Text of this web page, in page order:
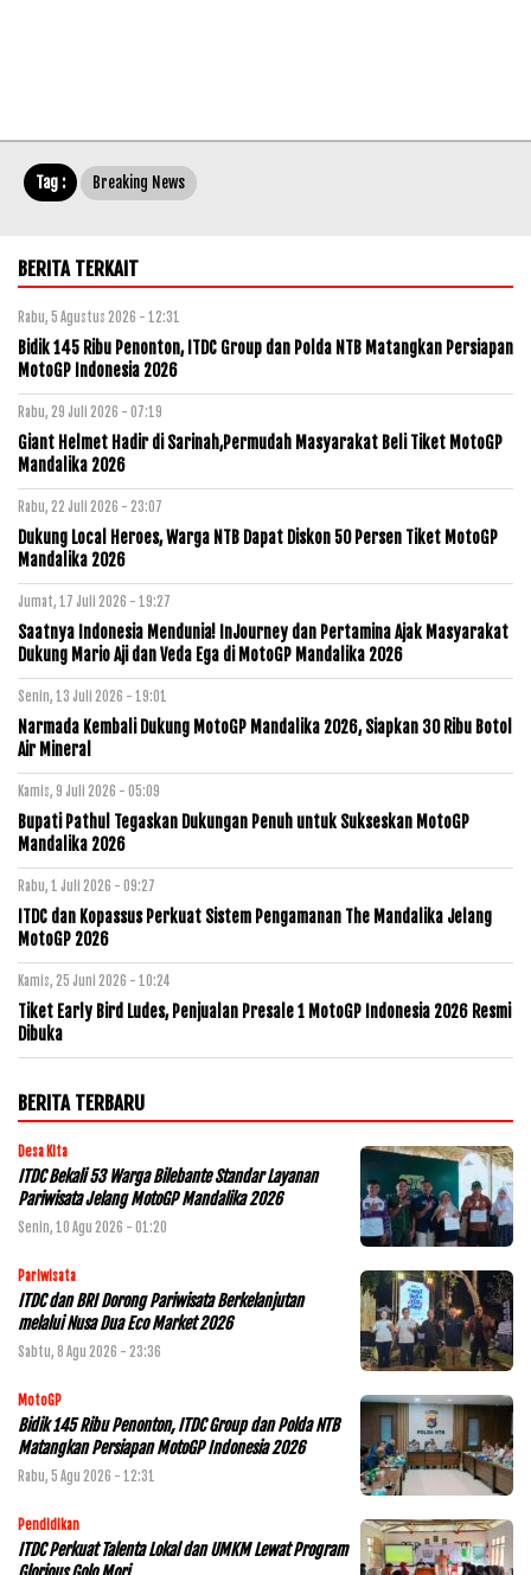
Tag : Breaking News
BERITA TERKAIT
Rabu, 5 Agustus 2026 - 12:31
Bidik 145 Ribu Penonton, ITDC Group dan Polda NTB Matangkan Persiapan
MotoGP Indonesia 2026
Rabu, 29 Juli 2026 - 07:19
Giant Helmet Hadir di Sarinah,Permudah Masyarakat Beli Tiket MotoGP
Mandalika 2026
Rabu, 22 Juli 2026 - 23:07
Dukung Local Heroes, Warga NTB Dapat Diskon 50 Persen Tiket MotoGP
Mandalika 2026
Jumat, 17 Juli 2026 - 19:27
Saatnya Indonesia Mendunia! InJourney dan Pertamina Ajak Masyarakat
Dukung Mario Aji dan Veda Ega di MotoGP Mandalika 2026
Senin, 13 Juli 2026 - 19:01
Narmada Kembali Dukung MotoGP Mandalika 2026, Siapkan 30 Ribu Botol
Air Mineral
Kamis, 9 Juli 2026 - 05:09
Bupati Pathul Tegaskan Dukungan Penuh untuk Sukseskan MotoGP
Mandalika 2026
Rabu, 1 Juli 2026 - 09:27
ITDC dan Kopassus Perkuat Sistem Pengamanan The Mandalika Jelang
MotoGP 2026
Kamis, 25 Juni 2026 - 10:24
Tiket Early Bird Ludes, Penjualan Presale 1 MotoGP Indonesia 2026 Resmi
Dibuka
BERITA TERBARU
Desa Kita
ITDC Bekali 53 Warga Bilebante Standar Layanan
Pariwisata Jelang MotoGP Mandalika 2026
Senin, 10 Agu 2026 - 01:20
Pariwisata
ITDC dan BRI Dorong Pariwisata Berkelanjutan
melalui Nusa Dua Eco Market 2026
Sabtu, 8 Agu 2026 - 23:36
MotoGP
Bidik 145 Ribu Penonton, ITDC Group dan Polda NTB
Matangkan Persiapan MotoGP Indonesia 2026
Rabu, 5 Agu 2026 - 12:31
Pendidikan
ITDC Perkuat Talenta Lokal dan UMKM Lewat Program